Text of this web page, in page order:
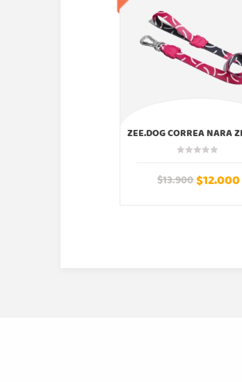
ZEE.DOG CORREA NARA
$13.900$12.000